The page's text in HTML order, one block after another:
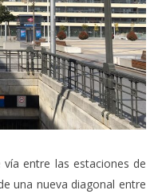
entre las estaciones de
una nueva diagonal entre